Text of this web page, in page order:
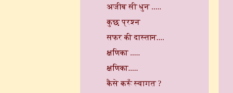
अजीब सी धुन .....
कुछ प्रश्न
सफर की दास्तान....
क्षणिका .....
क्षणिका.....
कैसे करूँ स्वागत ?